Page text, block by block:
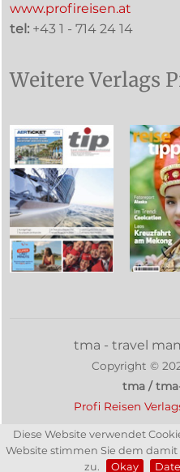
Diese Website verwendet
Website stimmen Sie dem
zu.
Okay
www.profireisen.at
tel: +43 1 - 714 24 14
Weitere Verlags
tma - travel
Copyright ©
tma /
Profi Reisen